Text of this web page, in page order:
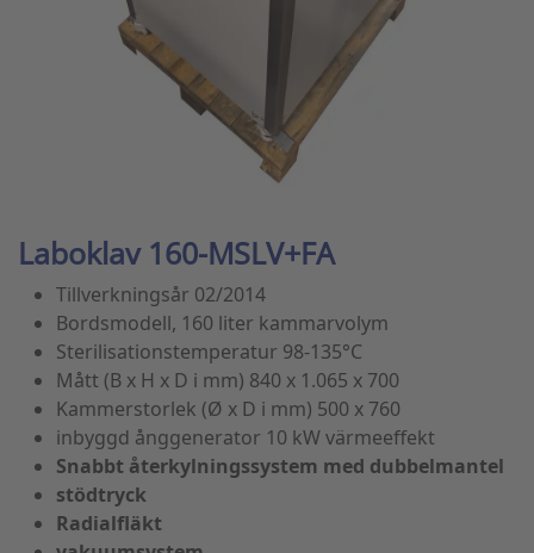
Laboklav 160-MSLV+FA
Tillverkningsår 02/2014
Bordsmodell, 160 liter kammarvolym
Sterilisationstemperatur 98-135°C
Mått (B x H x D i mm) 840 x 1.065 x 700
Kammerstorlek (Ø x D i mm) 500 x 760
inbyggd ånggenerator 10 kW värmeeffekt
Snabbt återkylningssystem med dubbelmantel
stödtryck
Radialfläkt